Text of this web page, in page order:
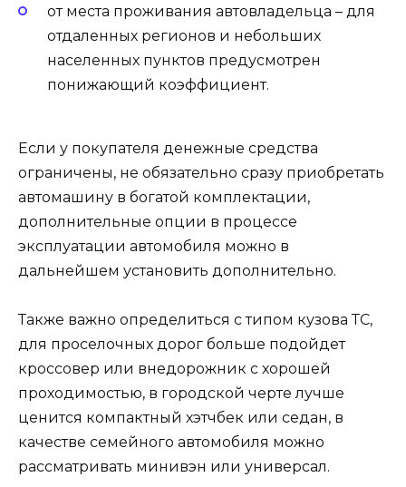
от места проживания автовладельца – для
отдаленных регионов и небольших
населенных пунктов предусмотрен
понижающий коэффициент.
Если у покупателя денежные средства
ограничены, не обязательно сразу приобретать
автомашину в богатой комплектации,
дополнительные опции в процессе
эксплуатации автомобиля можно в
дальнейшем установить дополнительно.
Также важно определиться с типом кузова ТС,
для проселочных дорог больше подойдет
кроссовер или внедорожник с хорошей
проходимостью, в городской черте лучше
ценится компактный хэтчбек или седан, в
качестве семейного автомобиля можно
рассматривать минивэн или универсал.